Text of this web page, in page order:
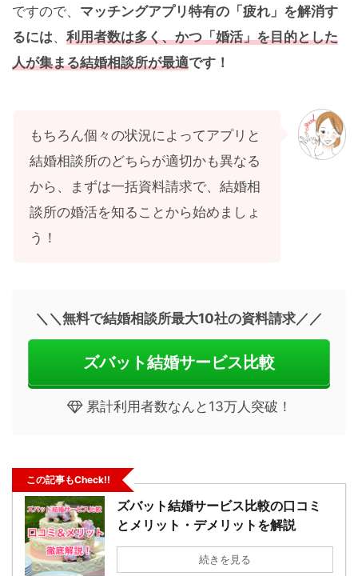
ですので、 マッチングアプリ特有の「疲れ」を解消す
るには、 利用者数は多く、かつ「婚活」を目的とした
人が集まる結婚相談所が最適です！
もちろん個々の状況によってアプリと
結婚相談所のどちらが適切かも異なる
から、まずは一括資料請求で、結婚相
談所の婚活を知ることから始めましょ
う！
＼＼無料で結婚相談所最大10社の資料請求／／
ズバット結婚サービス比較
累計利用者数なんと13万人突破！
この記事もCheck!!
ズバット結婚サービス比較の口コミ
とメリット・デメリットを解説
続きを見る